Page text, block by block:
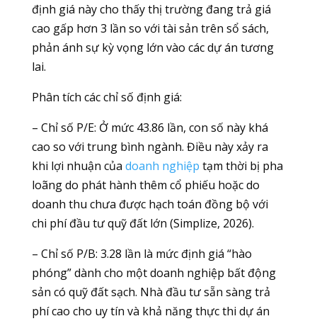
định giá này cho thấy thị trường đang trả giá
cao gấp hơn 3 lần so với tài sản trên sổ sách,
phản ánh sự kỳ vọng lớn vào các dự án tương
lai.
Phân tích các chỉ số định giá:
– Chỉ số P/E: Ở mức 43.86 lần, con số này khá
cao so với trung bình ngành. Điều này xảy ra
khi lợi nhuận của doanh nghiệp tạm thời bị pha
loãng do phát hành thêm cổ phiếu hoặc do
doanh thu chưa được hạch toán đồng bộ với
chi phí đầu tư quỹ đất lớn (Simplize, 2026).
– Chỉ số P/B: 3.28 lần là mức định giá “hào
phóng” dành cho một doanh nghiệp bất động
sản có quỹ đất sạch. Nhà đầu tư sẵn sàng trả
phí cao cho uy tín và khả năng thực thi dự án